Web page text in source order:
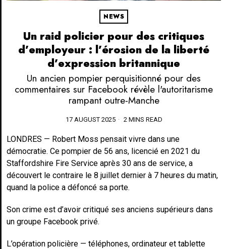
NEWS
Un raid policier pour des critiques
d’employeur : l’érosion de la liberté
d’expression britannique
Un ancien pompier perquisitionné pour des
commentaires sur Facebook révèle l'autoritarisme
rampant outre-Manche
17 AUGUST 2025 2 MINS READ
LONDRES — Robert Moss pensait vivre dans une
démocratie. Ce pompier de 56 ans, licencié en 2021 du
Staffordshire Fire Service après 30 ans de service, a
découvert le contraire le 8 juillet dernier à 7 heures du matin,
quand la police a défoncé sa porte.
Son crime est d’avoir critiqué ses anciens supérieurs dans
un groupe Facebook privé.
L’opération policière — téléphones, ordinateur et tablette